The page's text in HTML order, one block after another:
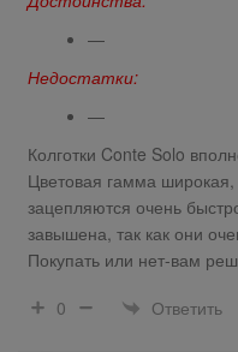
—
Недостатки:
—
Колготки Conte Solo
Цветовая гамма широкая,
зацепляются очень
завышена, так как они
Покупать или нет-вам
0
Ответить